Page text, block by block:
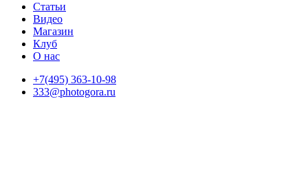
Статьи
Видео
Магазин
Клуб
О нас
+7(495) 363-10-98
333@photogora.ru